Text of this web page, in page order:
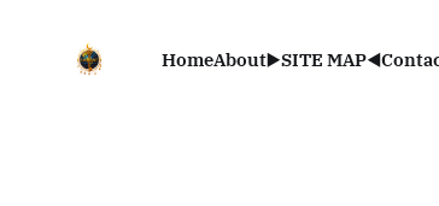
HomeAbout▶️SITE MAP◀️